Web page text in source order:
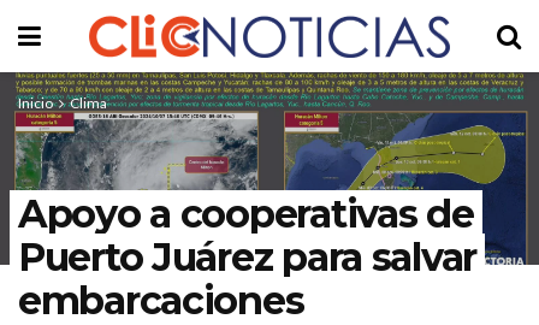
Inicio Clima
Apoyo a cooperativas de
Puerto Juárez para salvar
embarcaciones